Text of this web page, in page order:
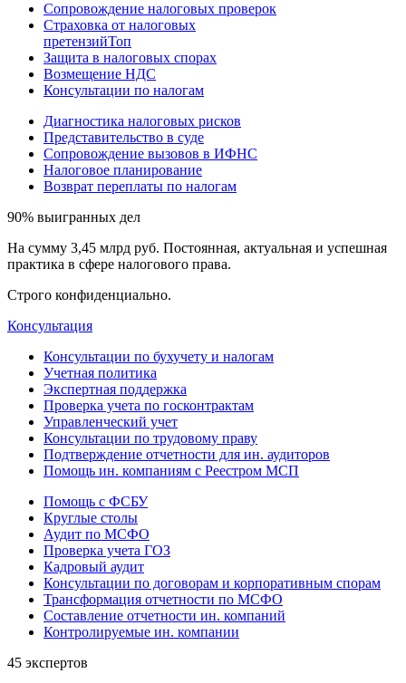
Сопровождение налоговых проверок
Страховка от налоговых
претензийТоп
Защита в налоговых спорах
Возмещение НДС
Консультации по налогам
Диагностика налоговых рисков
Представительство в суде
Сопровождение вызовов в ИФНС
Налоговое планирование
Возврат переплаты по налогам
90% выигранных дел
На сумму 3,45 млрд руб. Постоянная, актуальная и успешная
практика в сфере налогового права.
Строго конфиденциально.
Консультация
Консультации по бухучету и налогам
Учетная политика
Экспертная поддержка
Проверка учета по госконтрактам
Управленческий учет
Консультации по трудовому праву
Подтверждение отчетности для ин. аудиторов
Помощь ин. компаниям с Реестром МСП
Помощь с ФСБУ
Круглые столы
Аудит по МСФО
Проверка учета ГОЗ
Кадровый аудит
Консультации по договорам и корпоративным спорам
Трансформация отчетности по МСФО
Составление отчетности ин. компаний
Контролируемые ин. компании
45 экспертов